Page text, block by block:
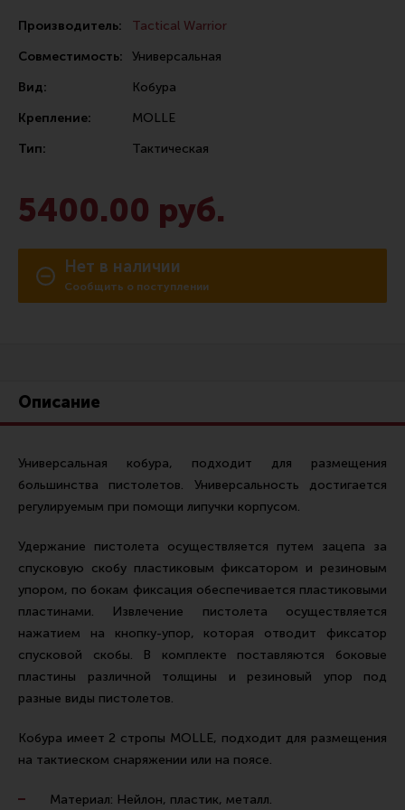
Сошки
Антабки и ремни
Фонари и ЛЦУ
Тюнинг для пистолетов
Идеи для подарков
Каталог товаров для стрельбы
Другие аксессуары IPSC
Экипировка
Пневматика
Стрелковые очки
Стрелковые наушники
Кобуры
Подсумки
Разгрузочные системы и защита
Производитель:
Tactical Warrior
Совместимость:
Универсальная
Вид:
Кобура
Крепление:
MOLLE
Тип:
Тактическая
5400.00 руб.
Нет в наличии
Сообщить о поступлении
Описание
Универсальная кобура, подходит для размещения
большинства пистолетов. Универсальность достигается
регулируемым при помощи липучки корпусом.
Удержание пистолета осуществляется путем зацепа за
спусковую скобу пластиковым фиксатором и резиновым
упором, по бокам фиксация обеспечивается пластиковыми
пластинами. Извлечение пистолета осуществляется
нажатием на кнопку-упор, которая отводит фиксатор
спусковой скобы. В комплекте поставляются боковые
пластины различной толщины и резиновый упор под
разные виды пистолетов.
Кобура имеет 2 стропы MOLLE, подходит для размещения
на тактиеском снаряжении или на поясе.
Материал: Нейлон, пластик, металл.